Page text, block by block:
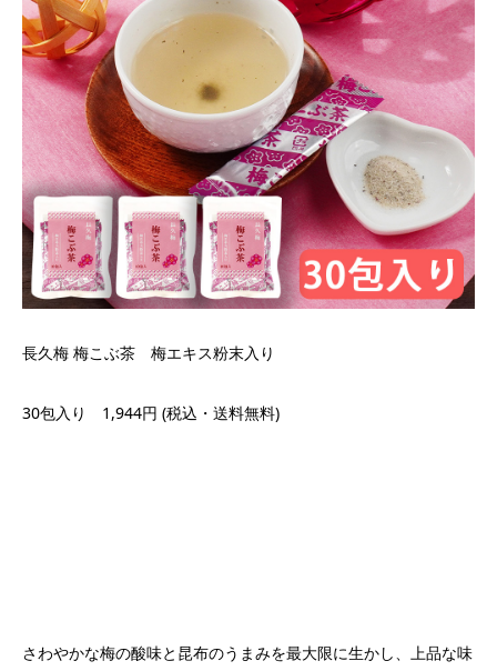
長久梅 梅こぶ茶 梅エキス粉末入り
30包入り 1,944円 (税込・送料無料)
さわやかな梅の酸味と昆布のうまみを最大限に生かし、上品な味